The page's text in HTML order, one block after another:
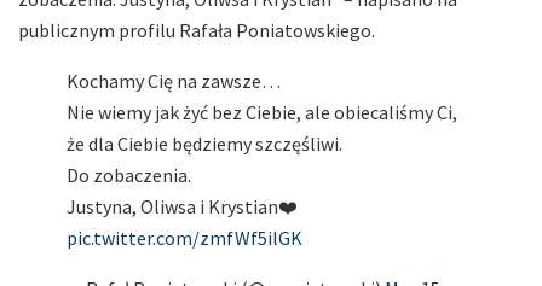
publicznym profilu Rafała Poniatowskiego.
Kochamy Cię na zawsze…
Nie wiemy jak żyć bez Ciebie, ale obiecaliśmy Ci,
że dla Ciebie będziemy szczęśliwi.
Do zobaczenia.
Justyna, Oliwsa i Krystian❤️
pic.twitter.com/zmfWf5ilGK